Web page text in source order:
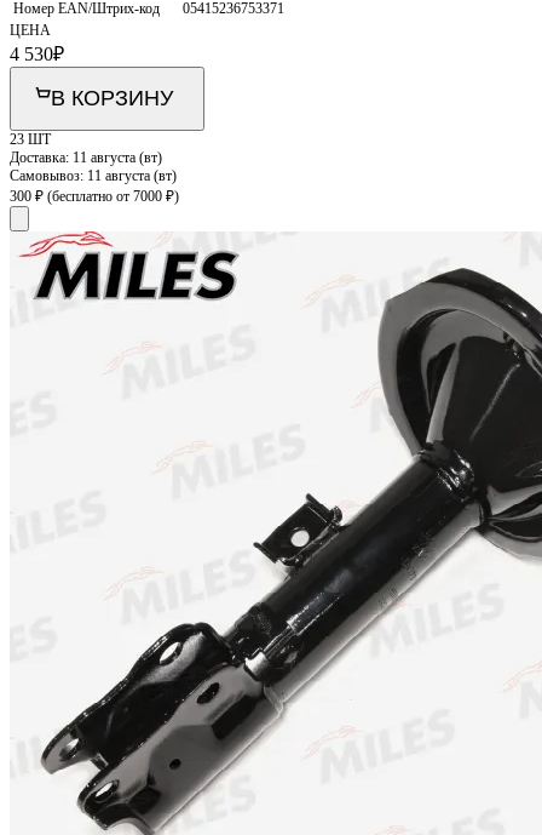
Номер EAN/Штрих-код
05415236753371
ЦЕНА
4 530₽
В КОРЗИНУ
23 ШТ
Доставка: 11 августа (вт)
Самовывоз: 11 августа (вт)
300 ₽ (бесплатно от 7000 ₽)